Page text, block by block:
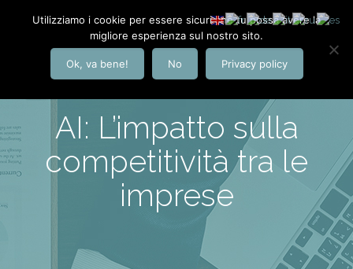
AI: L’impatto sulla
competitività tra le
imprese
Utilizziamo i cookie per essere sicuri che tu possa avere la
migliore esperienza sul nostro sito.
Ok, va bene! No Privacy policy